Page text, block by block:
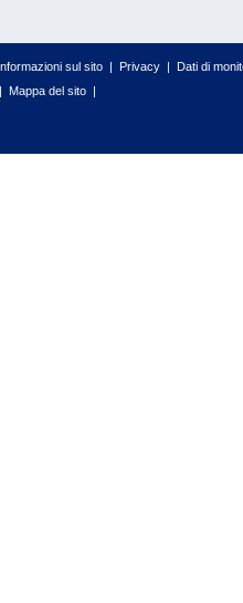
sul sito | Privacy | Dati di
| Mappa del sito |